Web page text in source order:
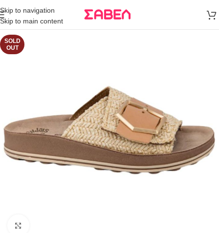
Skip to navigation
Skip to main content
άνω των 80€
Παραγγελία
SOLD
OUT